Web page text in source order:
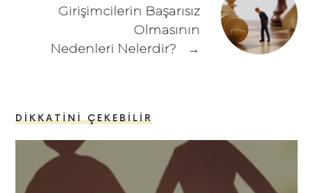
Girişimcilerin Başarısız
Olmasının
Nedenleri Nelerdir?
→
DIKKATINI ÇEKEBILIR